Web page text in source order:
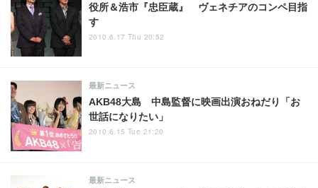
役所＆浩市『忠臣蔵』 ヴェネチアのコンペ目指
す
2010.6.17 Thu 20:52
AKB48大島 中島監督に映画出演おねだり「お
世話になりたい」
最新ニュース
2010.6.15 Tue 21:20
最新ニュース